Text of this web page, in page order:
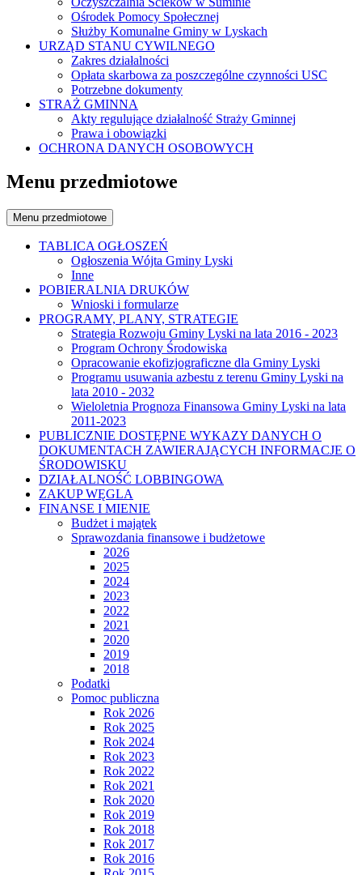
Ośrodek Pomocy Społecznej
Służby Komunalne Gminy w Lyskach
URZĄD STANU CYWILNEGO
Zakres działalności
Opłata skarbowa za poszczególne czynności USC
Potrzebne dokumenty
STRAŻ GMINNA
Akty regulujące działalność Straży Gminnej
Prawa i obowiązki
OCHRONA DANYCH OSOBOWYCH
Menu przedmiotowe
Menu przedmiotowe
TABLICA OGŁOSZEŃ
Ogłoszenia Wójta Gminy Lyski
Inne
POBIERALNIA DRUKÓW
Wnioski i formularze
PROGRAMY, PLANY, STRATEGIE
Strategia Rozwoju Gminy Lyski na lata 2016 - 2023
Program Ochrony Środowiska
Opracowanie ekofizjograficzne dla Gminy Lyski
Programu usuwania azbestu z terenu Gminy Lyski na
lata 2010 - 2032
Wieloletnia Prognoza Finansowa Gminy Lyski na lata
2011-2023
PUBLICZNIE DOSTĘPNE WYKAZY DANYCH O
DOKUMENTACH ZAWIERAJĄCYCH INFORMACJE O
ŚRODOWISKU
DZIAŁALNOŚĆ LOBBINGOWA
ZAKUP WĘGLA
FINANSE I MIENIE
Budżet i majątek
Sprawozdania finansowe i budżetowe
2026
2025
2024
2023
2022
2021
2020
2019
2018
Podatki
Pomoc publiczna
Rok 2026
Rok 2025
Rok 2024
Rok 2023
Rok 2022
Rok 2021
Rok 2020
Rok 2019
Rok 2018
Rok 2017
Rok 2016